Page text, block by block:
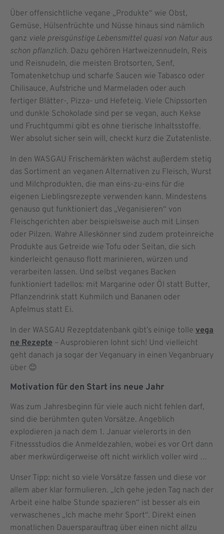
Über offensichtliche vegane „Produkte“ wie Obst,
Gemüse, Hülsenfrüchte und Nüsse hinaus sind nämlich
ganz viele preisgünstige Lebensmittel quasi von Natur aus
schon pflanzlich. Dazu gehören Hartweizennudeln, Reis
und Reisnudeln, die meisten Brotsorten, Senf,
Tomatenketchup und scharfe Saucen wie Tabasco oder
Chilisauce, Aufstriche und Marmeladen oder auch
fertiger Blätter-, Pizza- und Hefeteig. Viele Chipssorten
und dunkle Schokolade sind per se vegan, auch Kekse
und Fruchtgummi gibt es ohne tierische Inhaltsstoffe.
Wer absolut sicher sein will, checkt kurz die Zutatenliste.
In den WASGAU Frischemärkten wächst außerdem stetig
das Sortiment an veganen Alternativen zu Fleisch, Wurst
und Milchprodukten, die man eins-zu-eins für die
eigenen Lieblingsrezepte verwenden kann. Mindestens
genauso gut funktioniert das „Veganisieren“ von
Fleischgerichten aber beispielsweise auch mit Linsen
oder Pilzen. Wahre Alleskönner sind zudem proteinreiche
Produkte aus Getreide wie Tofu oder Seitan, die sich
kinderleicht genauso flott marinieren, würzen und
verarbeiten lassen. Und selbst veganes Backen
funktioniert tadellos: mit Margarine oder Öl statt Butter,
Pflanzendrink statt Kuhmilch und Bananen oder
Apfelmus statt Ei.
In der WASGAU Rezeptdatenbank gibt’s einige tolle vega
ne Rezepte – Ausprobieren lohnt sich! Und vielleicht
geht danach ja sogar der Veganuary in einen Veganbruary
über 😊
Motivation für den Start ins neue Jahr
Was zum Jahresbeginn für viele auch nicht fehlen darf,
sind die berühmten guten Vorsätze. Angeblich
explodieren ja nach dem 1. Januar vielerorts in den
Fitnessstudios die Anmeldezahlen, wobei es vor Ort dann
aber merkwürdigerweise oft nicht wirklich voller wird …
Unser Tipp: nicht so viele Vorsätze fassen und diese vor
allem aber klar formulieren. „Ich gehe jeden Tag nach der
Arbeit eine halbe Stunde spazieren“ ist besser als ein
verwaschenes „Ich mache mehr Sport“. Direkt einen
monatlichen Dauersparauftrag über einen nicht allzu